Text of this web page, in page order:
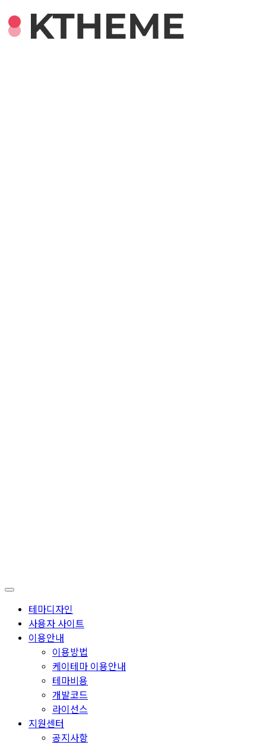
테마디자인
사용자 사이트
이용안내
이용방법
케이테마 이용안내
테마비용
개발코드
라이선스
지원센터
공지사항